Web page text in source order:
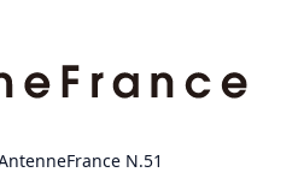
N.51